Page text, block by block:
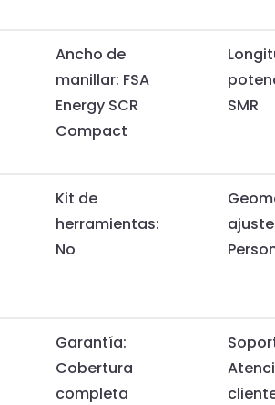
Ancho de
manillar: FSA
Energy SCR
Compact
SMR
Kit de
herramientas:
No
Garantía:
Cobertura
completa